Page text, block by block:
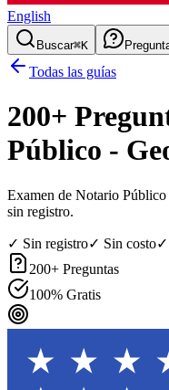
English
Buscar⌘K
Todas las guías
200+
Público -
Examen de Notario
sin registro.
✓ Sin registro✓ Sin costo✓
200+ Preguntas
100% Gratis